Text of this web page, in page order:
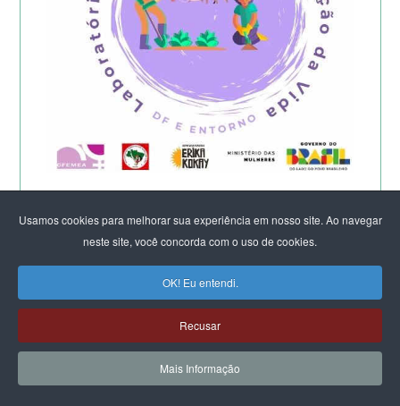
Usamos cookies para melhorar sua experiência em nosso site. Ao navegar
neste site, você concorda com o uso de cookies.
OK! Eu entendi.
Recusar
Mais Informação
Laboratório Feminista do DF e Entorno -
2026